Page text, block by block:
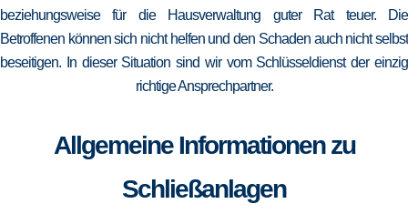
beziehungsweise für die Hausverwaltung guter Rat teuer. Die
Betroffenen können sich nicht helfen und den Schaden auch nicht selbst
beseitigen. In dieser Situation sind wir vom Schlüsseldienst der einzig
richtige Ansprechpartner.
Allgemeine Informationen zu
Schließanlagen